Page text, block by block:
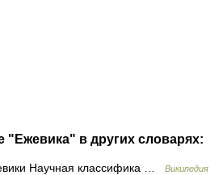
"Ежевика" в других словарях:
Научная классифика … Википедия